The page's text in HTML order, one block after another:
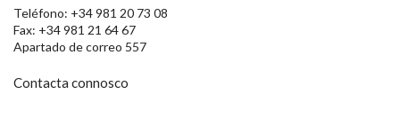
Teléfono: +34 981 20 73 08
Fax: +34 981 21 64 67
Apartado de correo 557
Contacta connosco